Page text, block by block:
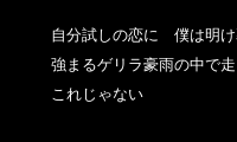
自分試しの恋に　僕は明
強まるゲリラ豪雨の中で
これじゃない